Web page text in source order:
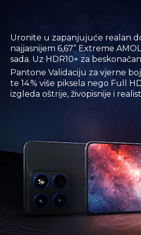
Uronite u zapanjujuće realan
najjasnijem 6,67” Extreme
sada. Uz HDR10+ za
Pantone Validaciju za vjerne
te 14 % više piksela nego Full
izgleda oštrije, živopisnije i